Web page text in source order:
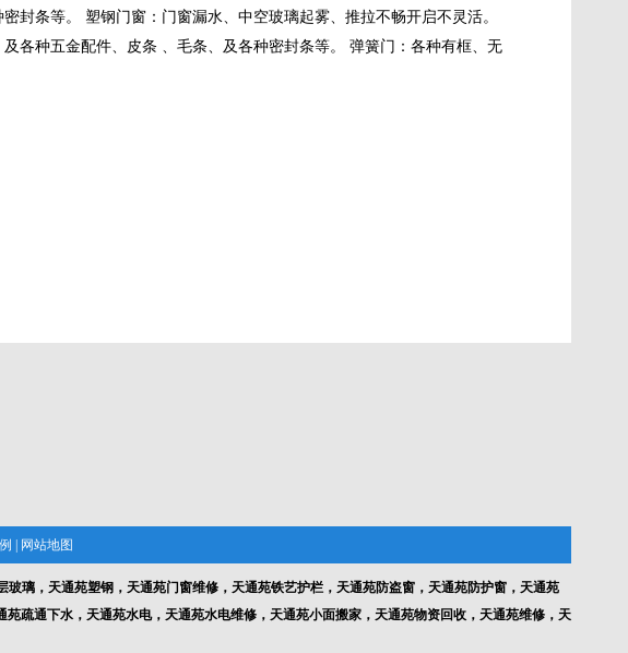
封条等。 塑钢门窗：门窗漏水、中空玻璃起雾、推拉不畅开启不灵活。
各种五金配件、皮条 、毛条、及各种密封条等。 弹簧门：各种有框、无
网站地图
璃，天通苑塑钢，天通苑门窗维修，天通苑铁艺护栏，天通苑防盗窗，天通苑防护窗，天通苑
疏通下水，天通苑水电，天通苑水电维修，天通苑小面搬家，天通苑物资回收，天通苑维修，天